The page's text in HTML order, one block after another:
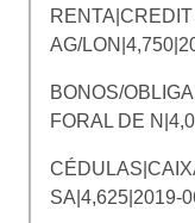
AG/
BONOS/
FORAL DE
SA|4,625|2019-